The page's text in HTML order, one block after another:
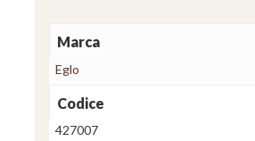
Marca
Eglo
Codice
427007